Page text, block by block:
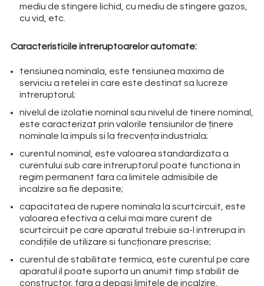
mediu de stingere lichid, cu mediu de stingere gazos,
cu vid, etc.
Caracteristicile intreruptoarelor automate:
tensiunea nominala, este tensiunea maxima de
serviciu a retelei in care este destinat sa lucreze
intreruptorul;
nivelul de izolatie nominal sau nivelul de tinere nominal,
este caracterizat prin valorile tensiunilor de ținere
nominale la impuls si la frecvența industriala;
curentul nominal, este valoarea standardizata a
curentului sub care intreruptorul poate functiona in
regim permanent fara ca limitele admisibile de
incalzire sa fie depasite;
capacitatea de rupere nominala la scurtcircuit, este
valoarea efectiva a celui mai mare curent de
scurtcircuit pe care aparatul trebuie sa-l intrerupa in
condițiile de utilizare si funcționare prescrise;
curentul de stabilitate termica, este curentul pe care
aparatul il poate suporta un anumit timp stabilit de
constructor, fara a depasi limitele de incalzire.